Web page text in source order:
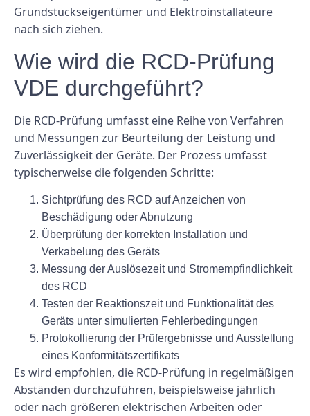
Grundstückseigentümer und Elektroinstallateure
nach sich ziehen.
Wie wird die RCD-Prüfung
VDE durchgeführt?
Die RCD-Prüfung umfasst eine Reihe von Verfahren
und Messungen zur Beurteilung der Leistung und
Zuverlässigkeit der Geräte. Der Prozess umfasst
typischerweise die folgenden Schritte:
Sichtprüfung des RCD auf Anzeichen von
Beschädigung oder Abnutzung
Überprüfung der korrekten Installation und
Verkabelung des Geräts
Messung der Auslösezeit und Stromempfindlichkeit
des RCD
Testen der Reaktionszeit und Funktionalität des
Geräts unter simulierten Fehlerbedingungen
Protokollierung der Prüfergebnisse und Ausstellung
eines Konformitätszertifikats
Es wird empfohlen, die RCD-Prüfung in regelmäßigen
Abständen durchzuführen, beispielsweise jährlich
oder nach größeren elektrischen Arbeiten oder